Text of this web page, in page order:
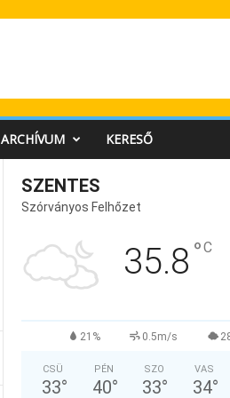
ARCHÍVUM KERESŐ
SZENTES
Szórványos Felhőzet
35.8 °C
21% 0.5m/s
CSÜ
33°
PÉN
40°
SZO
33°
VAS
34°